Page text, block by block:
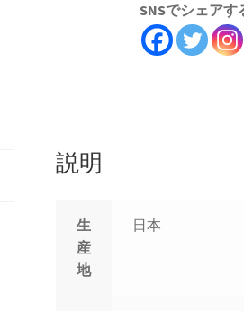
る
く
ん
2
SNSでシェアす
説明
生
産
地
日本